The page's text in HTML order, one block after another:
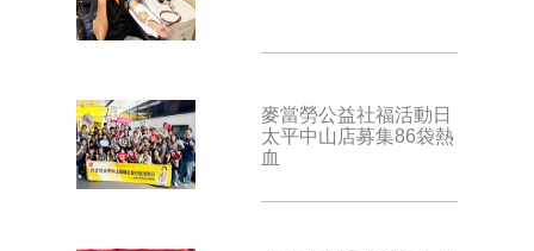
麥當勞公益社福活動日
太平中山店募集86袋熱
血